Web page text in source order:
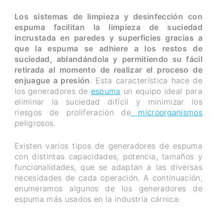
Los sistemas de limpieza y desinfección con
espuma facilitan la limpieza de suciedad
incrustada en paredes y superficies gracias a
que la espuma se adhiere a los restos de
suciedad, ablandándola y permitiendo su fácil
retirada al momento de realizar el proceso de
enjuague a presión. Esta característica hace de
los generadores de espuma un equipo ideal para
eliminar la suciedad difícil y minimizar los
riesgos de proliferación de microorganismos
peligrosos.
Existen varios tipos de generadores de espuma
con distintas capacidades, potencia, tamaños y
funcionalidades, que se adaptan a las diversas
necesidades de cada operación. A continuación,
enumeramos algunos de los generadores de
espuma más usados en la industria cárnica: